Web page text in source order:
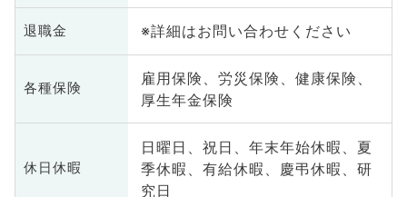
退職金 ※詳細はお問い合わせください
各種保険
雇用保険、労災保険、健康保険、
厚生年金保険
休日休暇
日曜日、祝日、年末年始休暇、夏
季休暇、有給休暇、慶弔休暇、研
究日